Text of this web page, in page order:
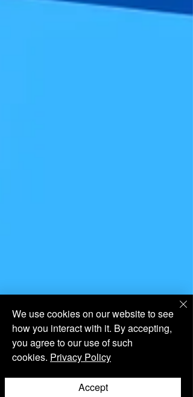
We use cookies on our website to see
how you interact with it. By accepting,
you agree to our use of such
cookies. Privacy Policy
Accept